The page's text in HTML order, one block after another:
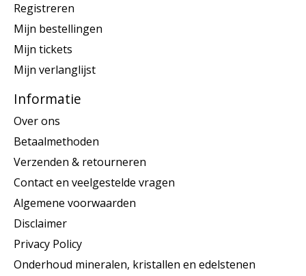
Registreren
Mijn bestellingen
Mijn tickets
Mijn verlanglijst
Informatie
Over ons
Betaalmethoden
Verzenden & retourneren
Contact en veelgestelde vragen
Algemene voorwaarden
Disclaimer
Privacy Policy
Onderhoud mineralen, kristallen en edelstenen